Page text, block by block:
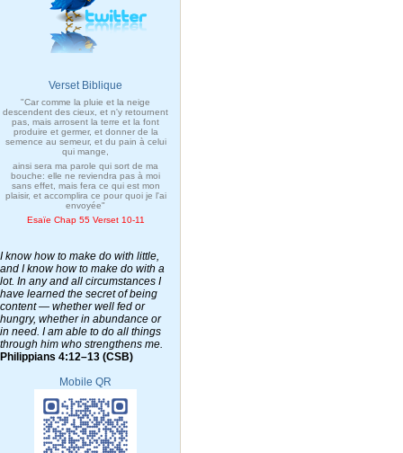
Verset Biblique
"Car comme la pluie et la neige
descendent des cieux, et n'y retournent
pas, mais arrosent la terre et la font
produire et germer, et donner de la
semence au semeur, et du pain à celui
qui mange,
ainsi sera ma parole qui sort de ma
bouche: elle ne reviendra pas à moi
sans effet, mais fera ce qui est mon
plaisir, et accomplira ce pour quoi je l'ai
envoyée"
Esaïe Chap 55 Verset 10-11
I know how to make do with little,
and I know how to make do with a
lot. In any and all circumstances I
have learned the secret of being
content — whether well fed or
hungry, whether in abundance or
in need. I am able to do all things
through him who strengthens me.
Philippians 4:12–13 (CSB)
Mobile QR